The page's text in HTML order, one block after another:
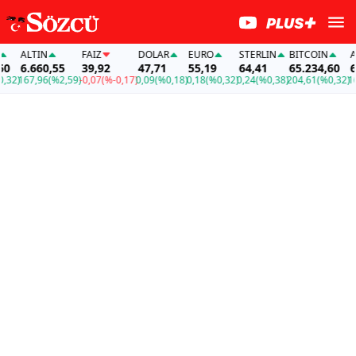
ALTIN
6.660,55
167,96(%2,59)
FAİZ
39,92
-0,07(%-0,17)
DOLAR
47,71
0,09(%0,18)
EURO
55,19
0,18(%0,32)
STERLIN
64,41
0,24(%0,38)
BITCOIN
65.234,60
204,61(%0,32)